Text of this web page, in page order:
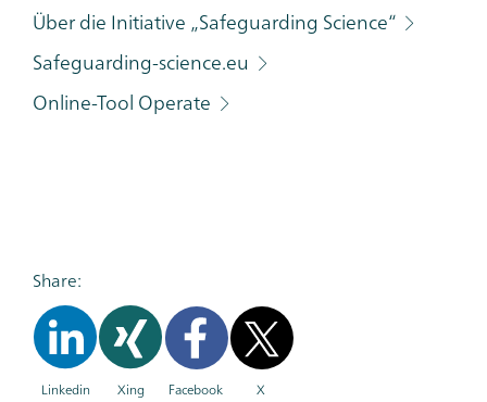
Über die Initiative „Safeguarding Science“
Safeguarding-science.eu
Online-Tool Operate
Share:
Linkedin Xing Facebook X